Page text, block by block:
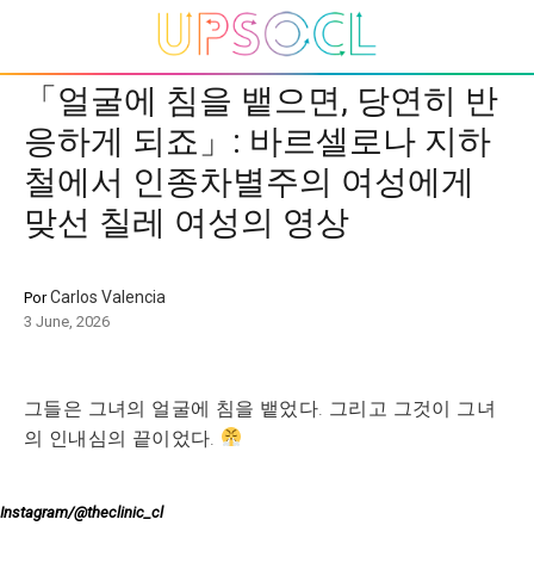
「얼굴에 침을 뱉으면, 당연히 반
응하게 되죠」: 바르셀로나 지하
철에서 인종차별주의 여성에게
맞선 칠레 여성의 영상
PorCarlos Valencia
3 June, 2026
그들은 그녀의 얼굴에 침을 뱉었다. 그리고 그것이 그녀
의 인내심의 끝이었다.
Instagram/@theclinic_cl